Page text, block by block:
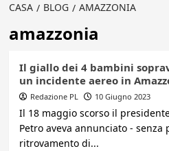
CASA BLOG AMAZZONIA
amazzonia
Il giallo dei 4 bambini
un incidente aereo in
Redazione PL 10 Giugno 2023
Il 18 maggio scorso il
Petro aveva annunciato -
ritrovamento di...